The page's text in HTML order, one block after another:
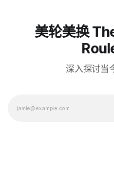
美轮美换
深入探讨当